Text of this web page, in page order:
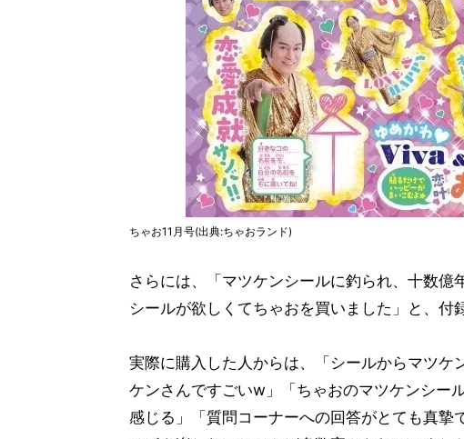
ちゃお11月号(出典:ちゃおランド)
さらには、「マツケンシールに釣られ、十数
シールが欲しくてちゃおを買いました」と、付
実際に購入した人からは、「シールからマツ
ケンさんですごいw」「ちゃおのマツケンシー
感じる」「質問コーナーへの回答がとても真摯